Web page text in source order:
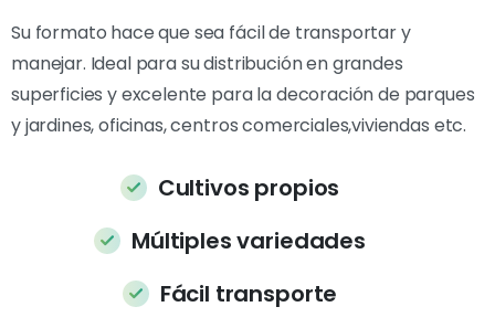
Su formato hace que sea fácil de transportar y
manejar. Ideal para su distribución en grandes
superficies y excelente para la decoración de parques
y jardines, oficinas, centros comerciales,viviendas etc.
Cultivos propios
Múltiples variedades
Fácil transporte